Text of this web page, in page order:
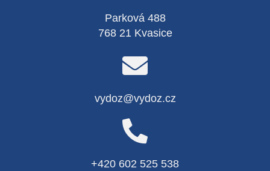
Parková 488
768 21 Kvasice
vydoz@vydoz.cz
+420 602 525 538